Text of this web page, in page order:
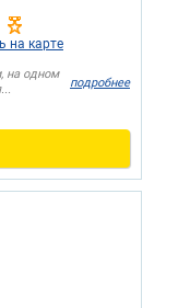
на карте
на одном
подробнее